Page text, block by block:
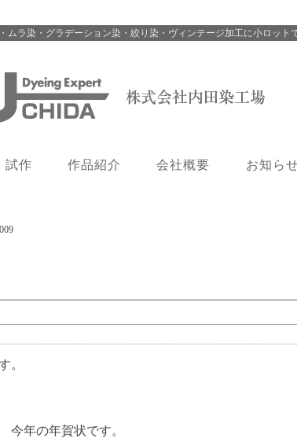
ムラ染・グラデーション染・絞り染・ヴィンテージ加工に小ロット
試作 作品紹介 会社概要 お知ら
。
年の年賀状です。